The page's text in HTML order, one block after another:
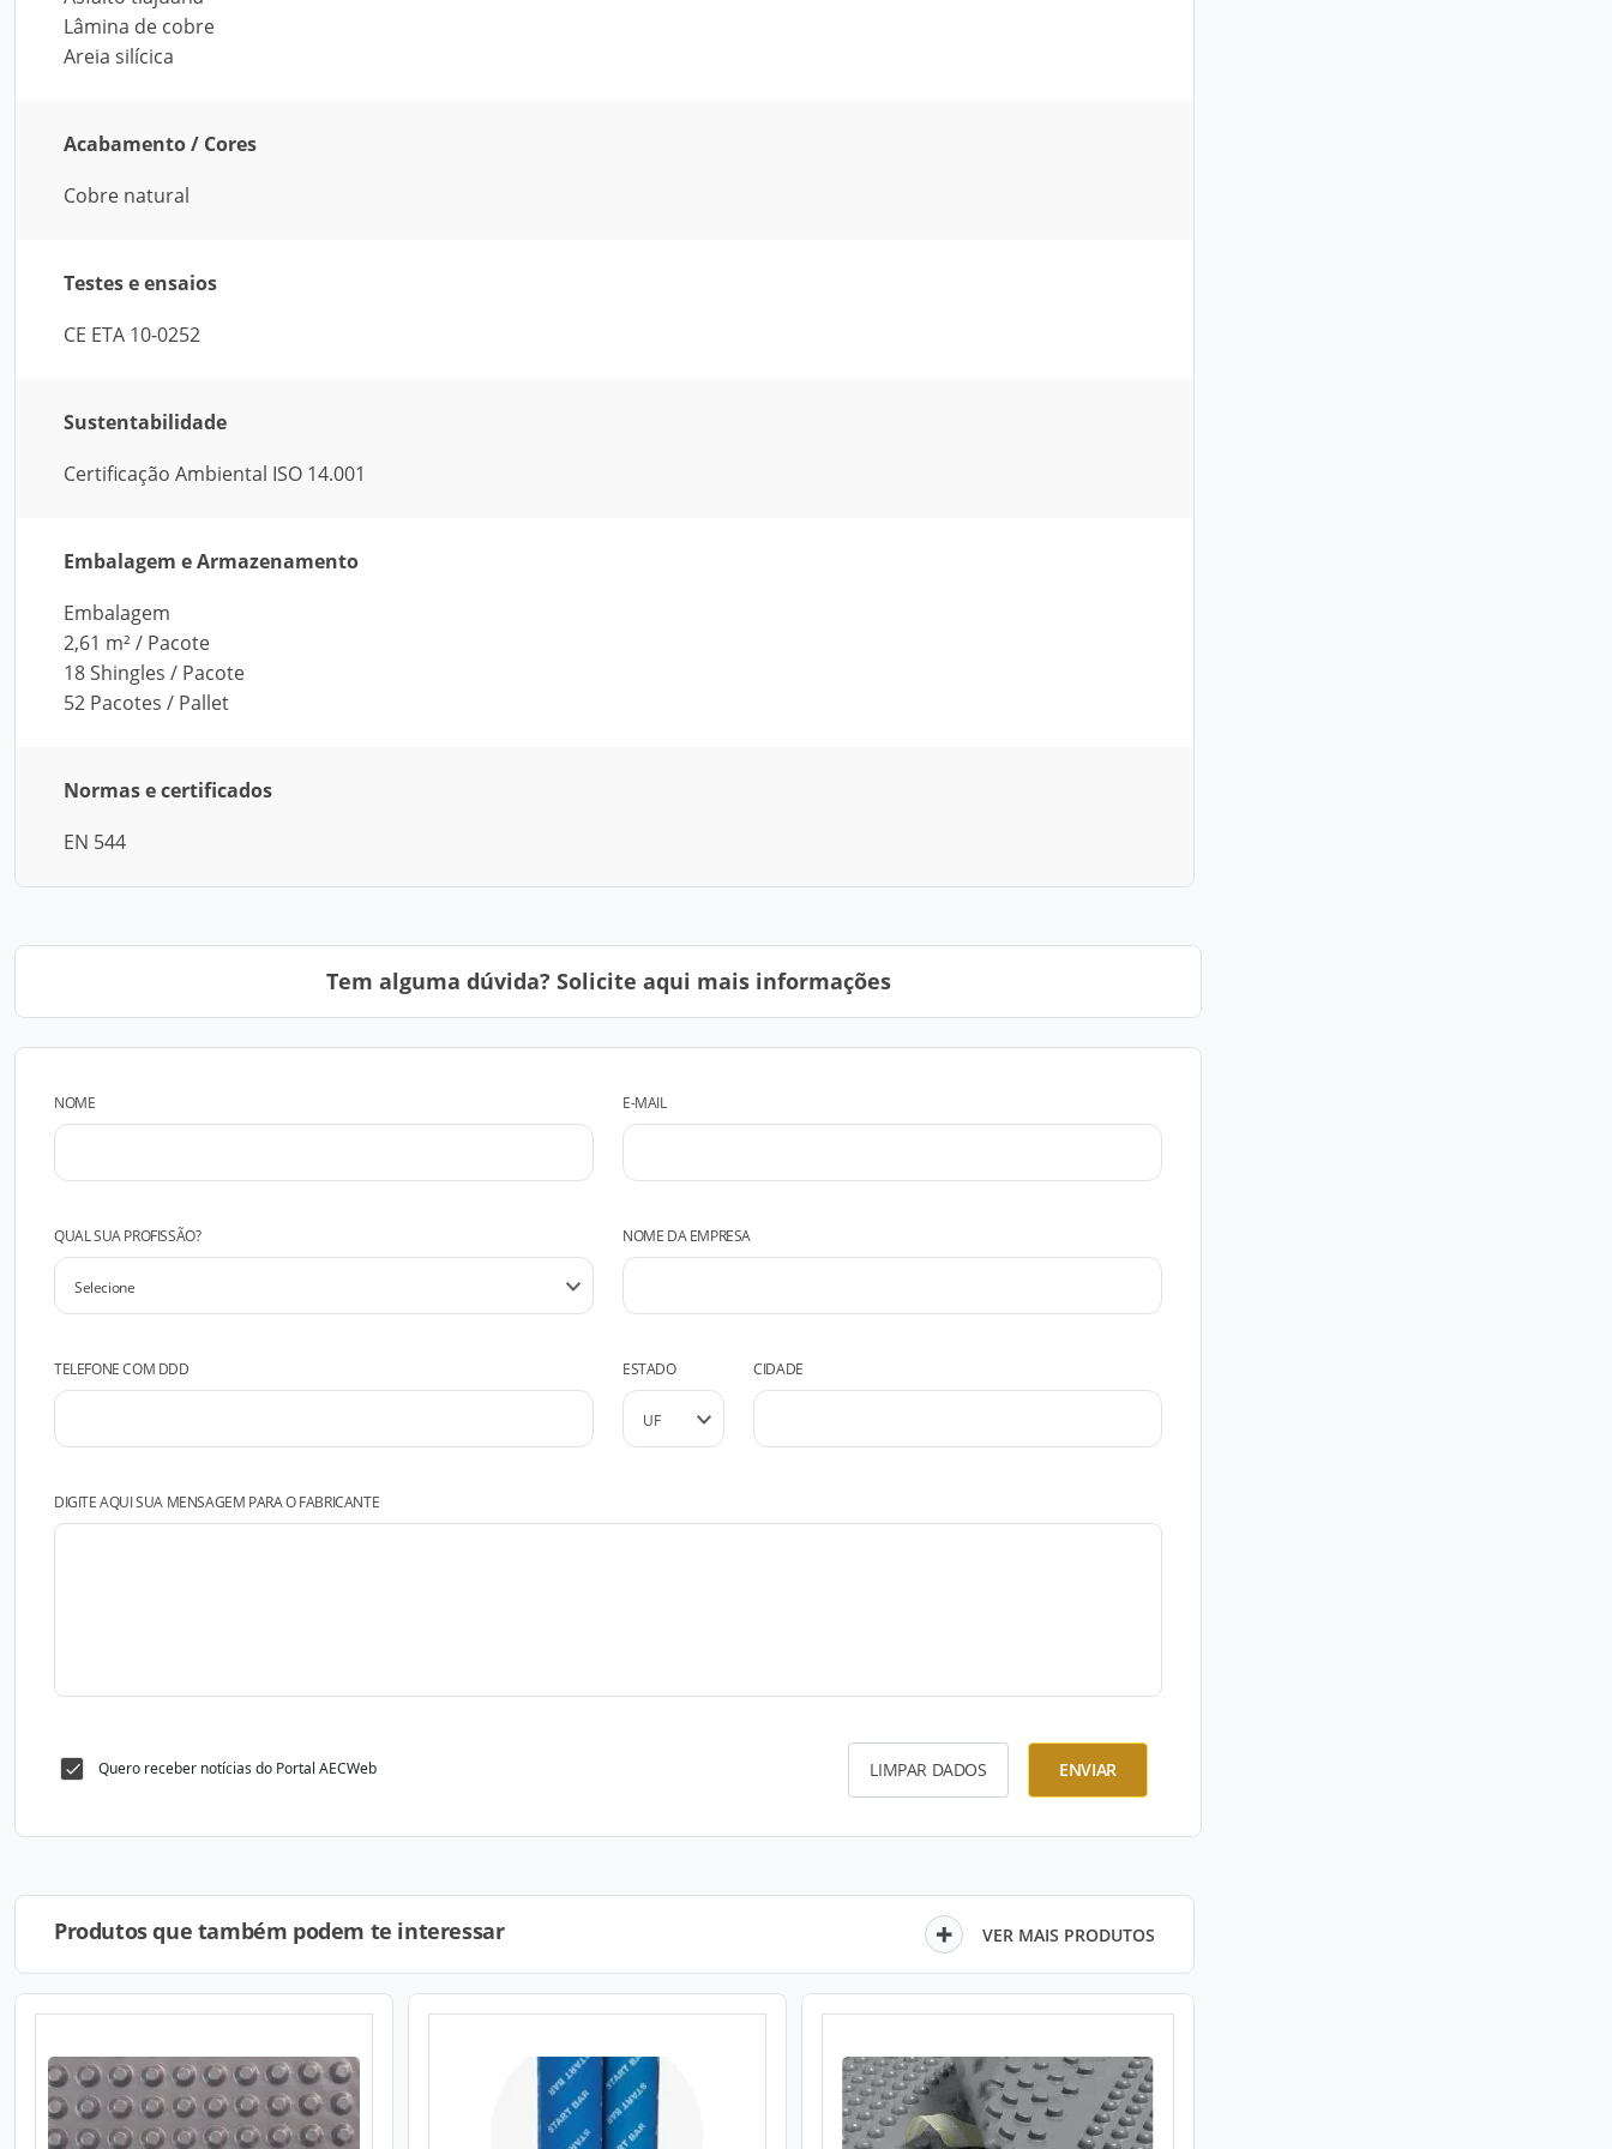
Lâmina de cobre
Areia silícica
Acabamento / Cores
Cobre natural
Testes e ensaios
CE ETA 10-0252
Sustentabilidade
Certificação Ambiental ISO 14.001
Embalagem e Armazenamento
Embalagem
2,61 m² / Pacote
18 Shingles / Pacote
52 Pacotes / Pallet
Normas e certificados
EN 544
Tem alguma dúvida? Solicite aqui mais informações
NOME E-MAIL
QUAL SUA PROFISSÃO? NOME DA EMPRESA
TELEFONE COM DDD ESTADO CIDADE
DIGITE AQUI SUA MENSAGEM PARA O FABRICANTE
Quero receber notícias do Portal AECWeb LIMPAR DADOS ENVIAR
Produtos que também podem te interessar VER MAIS PRODUTOS